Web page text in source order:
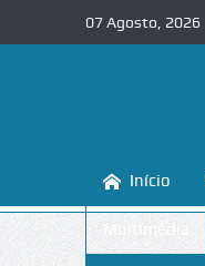
07 Agosto, 2026
Início
Multimédia